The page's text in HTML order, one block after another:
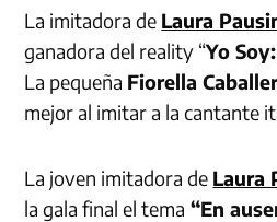
La imitadora de Laura
ganadora del reality “Yo
La pequeña Fiorella
mejor al imitar a la cantante
La joven imitadora de Laura
la gala final el tema “En